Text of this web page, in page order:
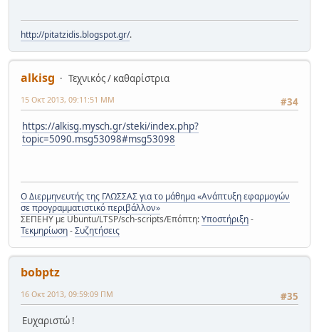
http://pitatzidis.blogspot.gr/.
alkisg
Τεχνικός / καθαρίστρια
#34
15 Οκτ 2013, 09:11:51 ΜΜ
https://alkisg.mysch.gr/steki/index.php?
topic=5090.msg53098#msg53098
Ο Διερμηνευτής της ΓΛΩΣΣΑΣ για το μάθημα «Ανάπτυξη εφαρμογών
σε προγραμματιστικό περιβάλλον»
ΣΕΠΕΗΥ με Ubuntu/LTSP/sch-scripts/Επόπτη:Υποστήριξη-
Τεκμηρίωση-Συζητήσεις
bobptz
#35
16 Οκτ 2013, 09:59:09 ΠΜ
Ευχαριστώ !